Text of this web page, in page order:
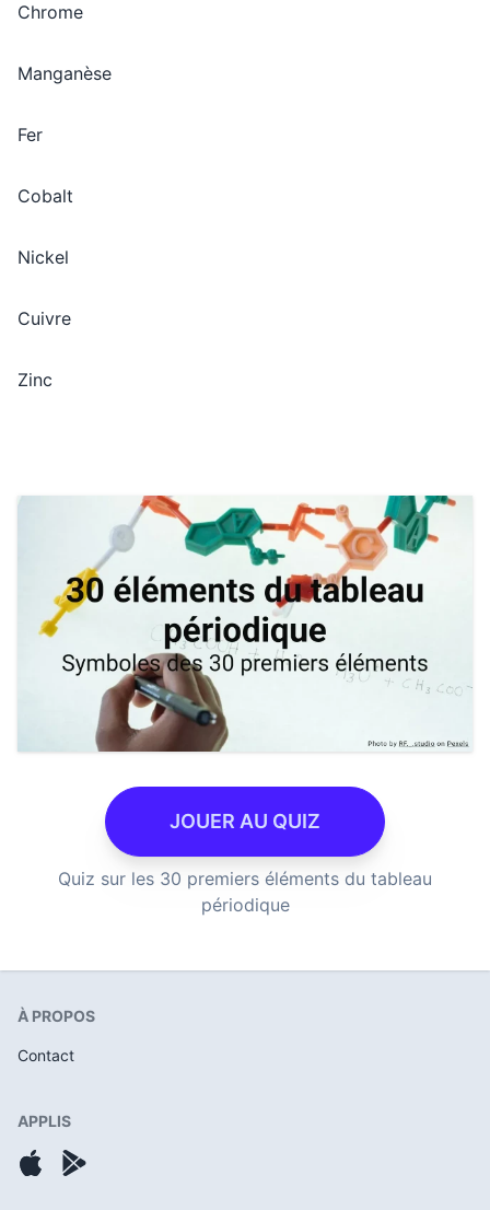
Chrome
Manganèse
Fer
Cobalt
Nickel
Cuivre
Zinc
JOUER AU QUIZ
Quiz sur les 30 premiers éléments du tableau
périodique
À PROPOS
Contact
APPLIS